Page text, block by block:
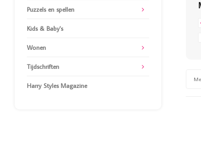
Puzzels en spellen
Kids & Baby's
Wonen
Tijdschriften
Harry Styles Magazine